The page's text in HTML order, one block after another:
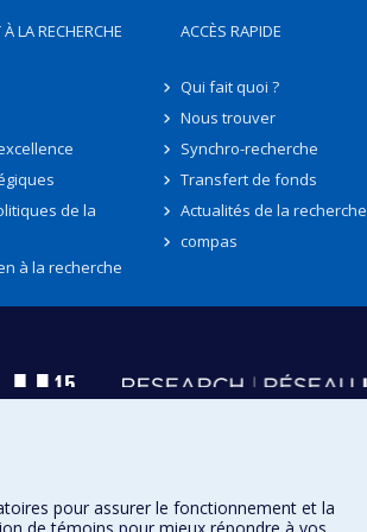
LA RECHERCHE
de la
à la recherche
ACCÈS RAPIDE
Qui fait quoi ?
Nous trouver
Synchro-recherche
Transfert de fonds
Actualités de la recherche
compas
pour assurer le fonctionnement et la
de témoins pour mieux répondre à vos